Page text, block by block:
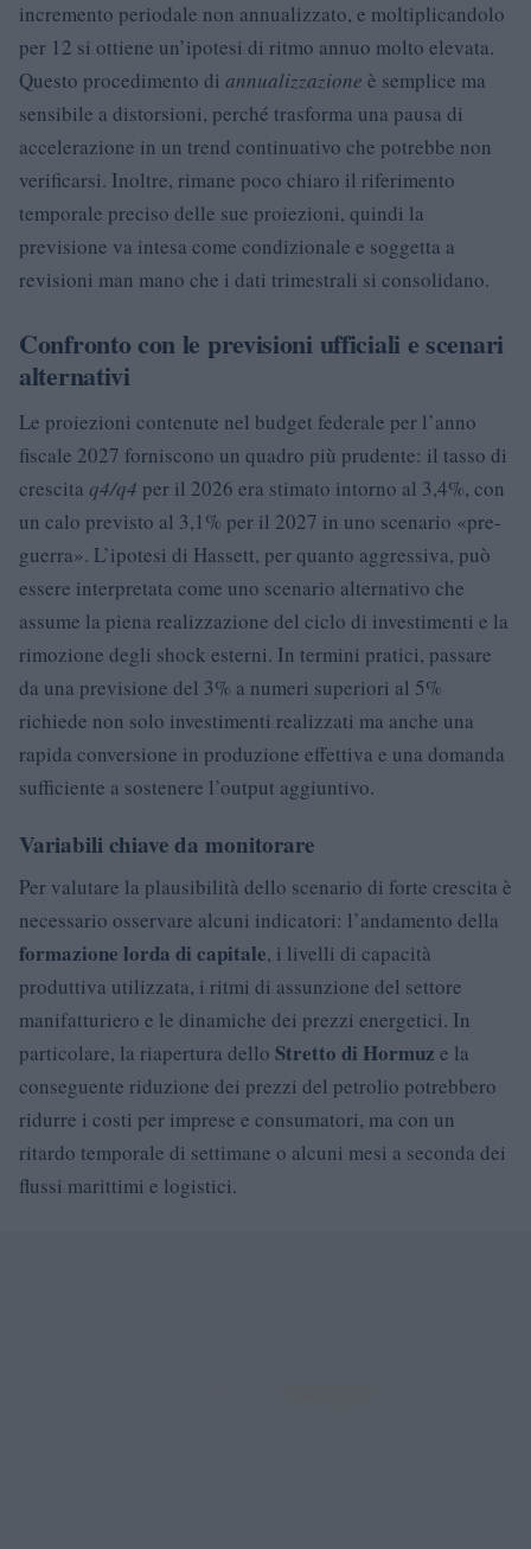
incremento periodale non annualizzato, e moltiplicandolo
per 12 si ottiene un’ipotesi di ritmo annuo molto elevata.
Questo procedimento di annualizzazione è semplice ma
sensibile a distorsioni, perché trasforma una pausa di
accelerazione in un trend continuativo che potrebbe non
verificarsi. Inoltre, rimane poco chiaro il riferimento
temporale preciso delle sue proiezioni, quindi la
previsione va intesa come condizionale e soggetta a
revisioni man mano che i dati trimestrali si consolidano.
Confronto con le previsioni ufficiali e scenari
alternativi
Le proiezioni contenute nel budget federale per l’anno
fiscale 2027 forniscono un quadro più prudente: il tasso di
crescita q4/q4 per il 2026 era stimato intorno al 3,4%, con
un calo previsto al 3,1% per il 2027 in uno scenario «pre-
guerra». L’ipotesi di Hassett, per quanto aggressiva, può
essere interpretata come uno scenario alternativo che
assume la piena realizzazione del ciclo di investimenti e la
rimozione degli shock esterni. In termini pratici, passare
da una previsione del 3% a numeri superiori al 5%
richiede non solo investimenti realizzati ma anche una
rapida conversione in produzione effettiva e una domanda
sufficiente a sostenere l’output aggiuntivo.
Variabili chiave da monitorare
Per valutare la plausibilità dello scenario di forte crescita è
necessario osservare alcuni indicatori: l’andamento della
formazione lorda di capitale, i livelli di capacità
produttiva utilizzata, i ritmi di assunzione del settore
manifatturiero e le dinamiche dei prezzi energetici. In
particolare, la riapertura dello Stretto di Hormuz e la
conseguente riduzione dei prezzi del petrolio potrebbero
ridurre i costi per imprese e consumatori, ma con un
ritardo temporale di settimane o alcuni mesi a seconda dei
flussi marittimi e logistici.